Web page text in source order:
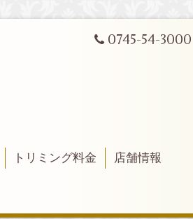
0745-54-3000
トリミング料金
店舗情報